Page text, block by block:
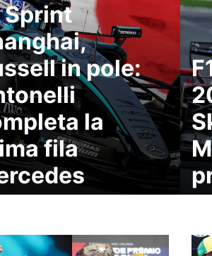
Sprint
in pole:
la
fila